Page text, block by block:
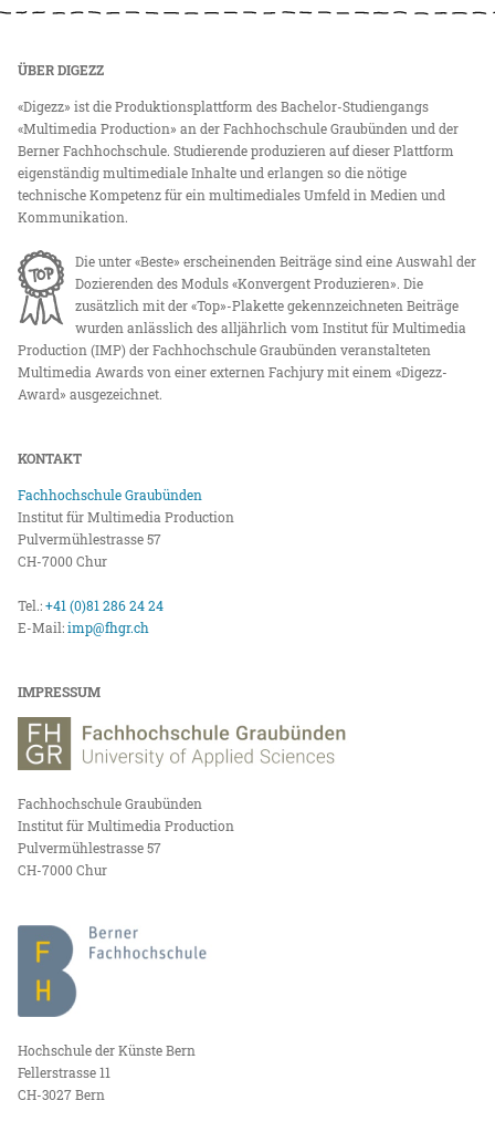
ÜBER DIGEZZ
«Digezz» ist die Produktionsplattform des Bachelor-Studiengangs
«Multimedia Production» an der Fachhochschule Graubünden und der
Berner Fachhochschule. Studierende produzieren auf dieser Plattform
eigenständig multimediale Inhalte und erlangen so die nötige
technische Kompetenz für ein multimediales Umfeld in Medien und
Kommunikation.
Die unter «Beste» erscheinenden Beiträge sind eine Auswahl der
Dozierenden des Moduls «Konvergent Produzieren». Die
zusätzlich mit der «Top»-Plakette gekennzeichneten Beiträge
wurden anlässlich des alljährlich vom Institut für Multimedia
Production (IMP) der Fachhochschule Graubünden veranstalteten
Multimedia Awards von einer externen Fachjury mit einem «Digezz-
Award» ausgezeichnet.
KONTAKT
Fachhochschule Graubünden
Institut für Multimedia Production
Pulvermühlestrasse 57
CH-7000 Chur
Tel.:+41 (0)81 286 24 24
E-Mail:imp@fhgr.ch
IMPRESSUM
Fachhochschule Graubünden
Institut für Multimedia Production
Pulvermühlestrasse 57
CH-7000 Chur
Hochschule der Künste Bern
Fellerstrasse 11
CH-3027 Bern